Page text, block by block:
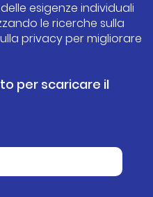
esigenze individuali
le ricerche sulla
privacy per migliorare
per scaricare il